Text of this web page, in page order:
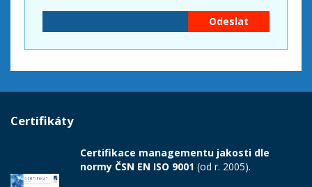
Certifikáty
Certifikace managementu jakosti dle
normy ČSN EN ISO 9001 (od r. 2005).